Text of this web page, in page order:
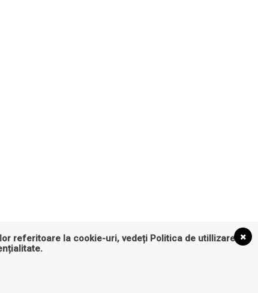
referitoare la cookie-uri, vedeți Politica de utillizare
.